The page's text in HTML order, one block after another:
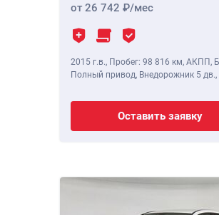
от 26 742 /мес
2015 г.в., Пробег: 98 816 км, АКПП,
Полный привод, Внедорожник 5 дв.,
Оставить заявку